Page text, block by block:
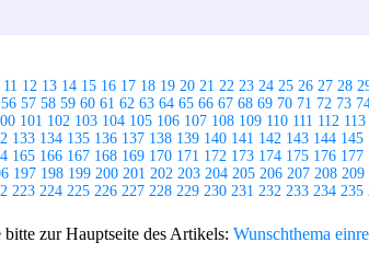
11 12 13 14 15 16 17 18 19 20 21 22 23 24 25 26 27 28
56 57 58 59 60 61 62 63 64 65 66 67 68 69 70 71 72 73
101 102 103 104 105 106 107 108 109 110 111 112 113
133 134 135 136 137 138 139 140 141 142 143 144 145
165 166 167 168 169 170 171 172 173 174 175 176 177
197 198 199 200 201 202 203 204 205 206 207 208 209
223 224 225 226 227 228 229 230 231 232 233 234 235
zur Hauptseite des Artikels: Wunschthema